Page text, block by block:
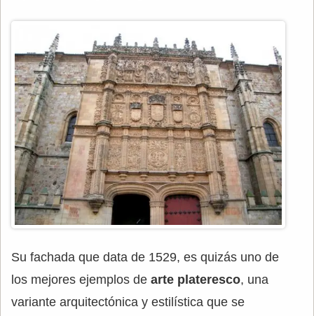
Su fachada que data de 1529, es quizás uno de
los mejores ejemplos de arte plateresco, una
variante arquitectónica y estilística que se